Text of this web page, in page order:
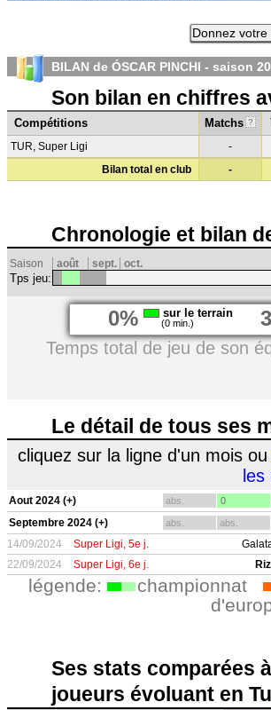
Donnez votre
BILAN de ÓSCAR PINCHI - saison
Son bilan en chiffres
Compétitions Matchs ?
TUR, Super Ligi -
Bilan total en club
-
Chronologie et bilan
Saison août sept. oct.
Tps jeu:
0% sur le terrain
(0 min.)
Temps total de jeu de son
Le détail de tous ses
cliquez sur la ligne d'un mois ou
Aout 2024 (+) abs. 0
Septembre 2024 (+) abs. abs.
14/09/2024 Super Ligi, 5e j.
22/09/2024
Super Ligi, 6e j.
légende: championnat
Ses stats comparées
joueurs évoluant en